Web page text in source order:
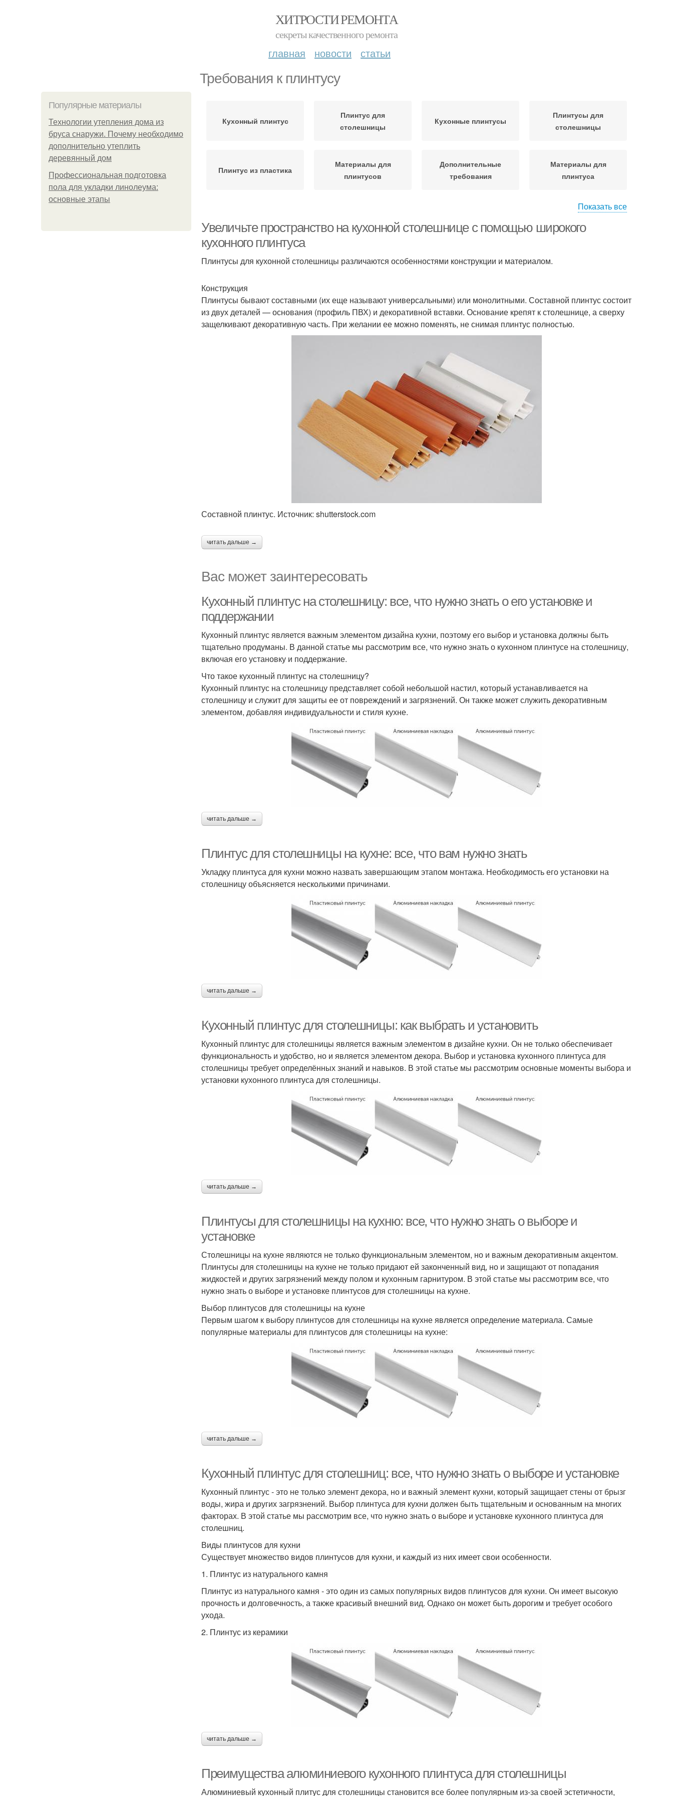
ХИТРОСТИ РЕМОНТА
секреты качественного ремонта
главная новости статьи
Требования к плинтусу
Популярные материалы
Технологии утепления дома из
бруса снаружи. Почему необходимо
дополнительно утеплить
деревянный дом
Профессиональная подготовка
пола для укладки линолеума:
основные этапы
Кухонный плинтус
Плинтус для
столешницы
Кухонные плинтусы
Плинтусы для
столешницы
Плинтус из пластика
Материалы для
плинтусов
Дополнительные
требования
Материалы для
плинтуса
Показать все
Увеличьте пространство на кухонной столешнице с помощью широкого
кухонного плинтуса
Плинтусы для кухонной столешницы различаются особенностями конструкции и материалом.
Конструкция
Плинтусы бывают составными (их еще называют универсальными) или монолитными. Составной плинтус состоит
из двух деталей — основания (профиль ПВХ) и декоративной вставки. Основание крепят к столешнице, а сверху
защелкивают декоративную часть. При желании ее можно поменять, не снимая плинтус полностью.
Составной плинтус. Источник: shutterstock.com
читать дальше →
Вас может заинтересовать
Кухонный плинтус на столешницу: все, что нужно знать о его установке и
поддержании
Кухонный плинтус является важным элементом дизайна кухни, поэтому его выбор и установка должны быть
тщательно продуманы. В данной статье мы рассмотрим все, что нужно знать о кухонном плинтусе на столешницу,
включая его установку и поддержание.
Что такое кухонный плинтус на столешницу?
Кухонный плинтус на столешницу представляет собой небольшой настил, который устанавливается на
столешницу и служит для защиты ее от повреждений и загрязнений. Он также может служить декоративным
элементом, добавляя индивидуальности и стиля кухне.
читать дальше →
Плинтус для столешницы на кухне: все, что вам нужно знать
Укладку плинтуса для кухни можно назвать завершающим этапом монтажа. Необходимость его установки на
столешницу объясняется несколькими причинами.
читать дальше →
Кухонный плинтус для столешницы: как выбрать и установить
Кухонный плинтус для столешницы является важным элементом в дизайне кухни. Он не только обеспечивает
функциональность и удобство, но и является элементом декора. Выбор и установка кухонного плинтуса для
столешницы требует определённых знаний и навыков. В этой статье мы рассмотрим основные моменты выбора и
установки кухонного плинтуса для столешницы.
читать дальше →
Плинтусы для столешницы на кухню: все, что нужно знать о выборе и
установке
Столешницы на кухне являются не только функциональным элементом, но и важным декоративным акцентом.
Плинтусы для столешницы на кухне не только придают ей законченный вид, но и защищают от попадания
жидкостей и других загрязнений между полом и кухонным гарнитуром. В этой статье мы рассмотрим все, что
нужно знать о выборе и установке плинтусов для столешницы на кухне.
Выбор плинтусов для столешницы на кухне
Первым шагом к выбору плинтусов для столешницы на кухне является определение материала. Самые
популярные материалы для плинтусов для столешницы на кухне:
читать дальше →
Кухонный плинтус для столешниц: все, что нужно знать о выборе и установке
Кухонный плинтус - это не только элемент декора, но и важный элемент кухни, который защищает стены от брызг
воды, жира и других загрязнений. Выбор плинтуса для кухни должен быть тщательным и основанным на многих
факторах. В этой статье мы рассмотрим все, что нужно знать о выборе и установке кухонного плинтуса для
столешниц.
Виды плинтусов для кухни
Существует множество видов плинтусов для кухни, и каждый из них имеет свои особенности.
1. Плинтус из натурального камня
Плинтус из натурального камня - это один из самых популярных видов плинтусов для кухни. Он имеет высокую
прочность и долговечность, а также красивый внешний вид. Однако он может быть дорогим и требует особого
ухода.
2. Плинтус из керамики
читать дальше →
Преимущества алюминиевого кухонного плинтуса для столешницы
Алюминиевый кухонный плитус для столешницы становится все более популярным из-за своей эстетичности,